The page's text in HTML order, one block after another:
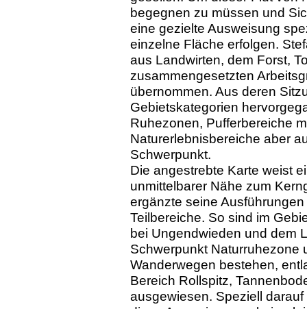
begegnen zu müssen und
eine gezielte Ausweisung
einzelne Fläche erfolgen.
aus Landwirten, dem Forst,
zusammengesetzten
übernommen. Aus deren
Gebietskategorien
Ruhezonen, Pufferbereiche
Naturerlebnisbereiche aber
Schwerpunkt.
Die angestrebte Karte weist
unmittelbarer Nähe zum
ergänzte seine
Teilbereiche. So sind im
bei Ungendwieden und dem
Schwerpunkt Naturruhezone
Wanderwegen bestehen,
Bereich Rollspitz,
ausgewiesen. Speziell